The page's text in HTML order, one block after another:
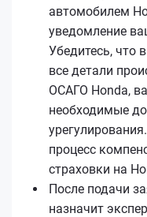
автомобилем
уведомление
Убедитесь, что
все детали
ОСАГО Honda,
необходимые
процесс
страховки на
После подачи
назначит